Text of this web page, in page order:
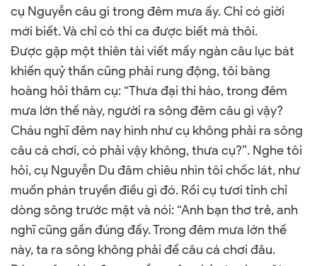
cụ Nguyễn câu gì trong đêm mưa ấy. Chỉ có giời
mới biết. Và chỉ có thi ca được biết mà thôi.
Được gặp một thiên tài viết mấy ngàn câu lục bát
khiến quỷ thần cũng phải rung động, tôi bàng
hoàng hỏi thăm cụ: “Thưa đại thi hào, trong đêm
mưa lớn thế này, người ra sông đêm câu gì vậy?
Cháu nghĩ đêm nay hình như cụ không phải ra sông
câu cá chơi, có phải vậy không, thưa cụ?”. Nghe tôi
hỏi, cụ Nguyễn Du đăm chiêu nhìn tôi chốc lát, như
muốn phán truyền điều gì đó. Rồi cụ tươi tỉnh chỉ
dòng sông trước mặt và nói: “Anh bạn thơ trẻ, anh
nghĩ cũng gần đúng đấy. Trong đêm mưa lớn thế
này, ta ra sông không phải để câu cá chơi đâu.